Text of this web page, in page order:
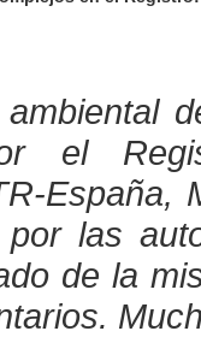
el
España,
las
de la